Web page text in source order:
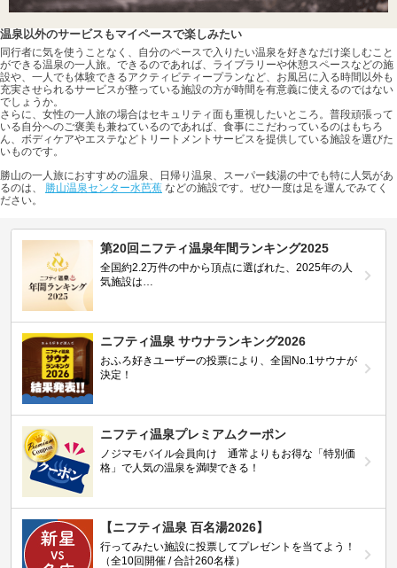
温泉以外のサービスもマイペースで楽しみたい
同行者に気を使うことなく、自分のペースで入りたい温泉を好きなだけ楽しむこと
ができる温泉の一人旅。できるのであれば、ライブラリーや休憩スペースなどの施
設や、一人でも体験できるアクティビティープランなど、お風呂に入る時間以外も
充実させられるサービスが整っている施設の方が時間を有意義に使えるのではない
でしょうか。
さらに、女性の一人旅の場合はセキュリティ面も重視したいところ。普段頑張って
いる自分へのご褒美も兼ねているのであれば、食事にこだわっているのはもちろ
ん、ボディケアやエステなどトリートメントサービスを提供している施設を選びた
いものです。
勝山の一人旅におすすめの温泉、日帰り温泉、スーパー銭湯の中でも特に人気があ
るのは、 勝山温泉センター水芭蕉 などの施設です。ぜひ一度は足を運んでみてく
ださい。
第20回ニフティ温泉年間ランキング2025
全国約2.2万件の中から頂点に選ばれた、2025年の人
気施設は…
ニフティ温泉 サウナランキング2026
おふろ好きユーザーの投票により、全国No.1サウナが
決定！
ニフティ温泉プレミアムクーポン
ノジマモバイル会員向け 通常よりもお得な「特別価
格」で人気の温泉を満喫できる！
【ニフティ温泉 百名湯2026】
行ってみたい施設に投票してプレゼントを当てよう！
（全10回開催 / 合計260名様）